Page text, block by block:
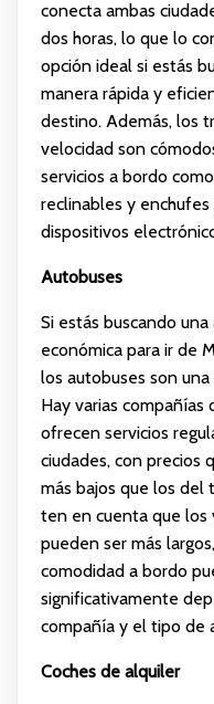
conecta ambas
dos horas, lo que lo
opción ideal si estás
manera rápida y
destino. Además, los
velocidad son
servicios a bordo
reclinables y enchufes
dispositivos
Autobuses
Si estás buscando
económica para ir de
los autobuses son
Hay varias compañías
ofrecen servicios
ciudades, con precios
más bajos que los del
ten en cuenta que los
pueden ser más
comodidad a bordo
significativamente
compañía y el tipo de
Coches de alquiler